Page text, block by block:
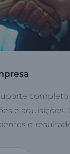
completo
e aquisições.
e